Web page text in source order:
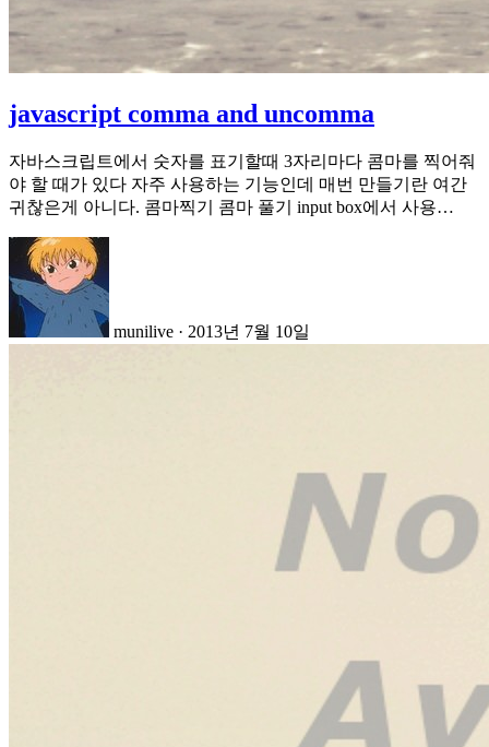
javascript comma and uncomma
자바스크립트에서 숫자를 표기할때 3자리마다 콤마를 찍어줘
야 할 때가 있다 자주 사용하는 기능인데 매번 만들기란 여간
귀찮은게 아니다. 콤마찍기 콤마 풀기 input box에서 사용…
munilive · 2013년 7월 10일